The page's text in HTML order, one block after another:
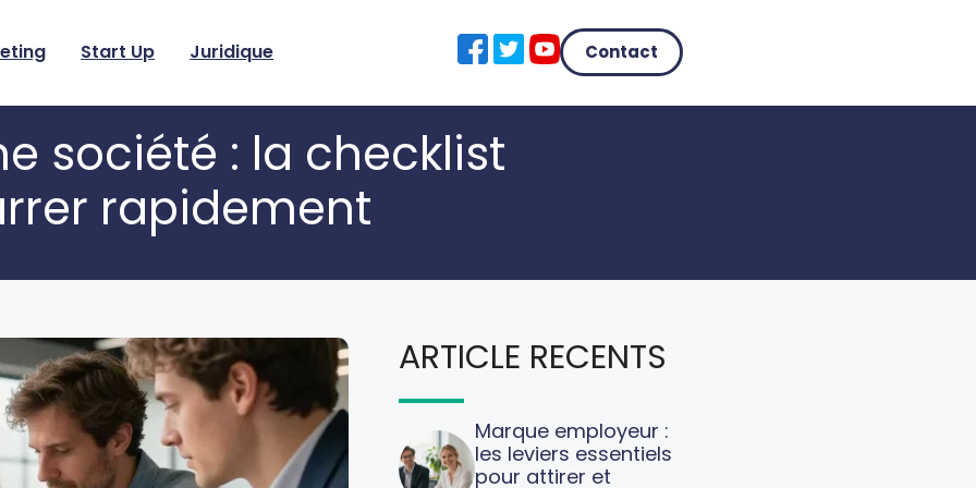
Start Up Juridique Contact
société : la checklist
rapidement
ARTICLE RECENTS
Marque employeur :
les leviers essentiels
pour attirer et